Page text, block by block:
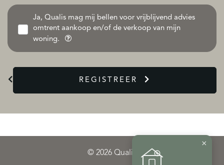
Ja, Qualis mag mij bellen voor vrijblijvend advies
omtrent aankoop en/of de verkoop van mijn
woning.
REGISTREER
© 2026 Qualis
×